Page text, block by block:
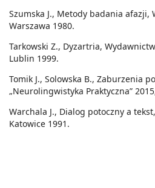
Szumska J., Metody badania afazji,
Warszawa 1980.
Tarkowski Z., Dyzartria,
Lublin 1999.
Tomik J., Solowska B., Zaburzenia
„Neurolingwistyka Praktyczna”
Warchala J., Dialog potoczny a
Katowice 1991.